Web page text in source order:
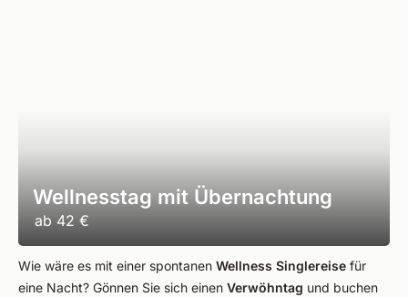
Wellnesstag mit Übernachtung
ab 42 €
Wie wäre es mit einer spontanen Wellness Singlereise für
eine Nacht? Gönnen Sie sich einen Verwöhntag und buchen